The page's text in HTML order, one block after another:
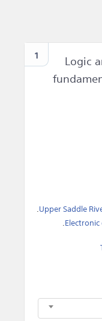
1
Logic
Upper Saddle
.
.